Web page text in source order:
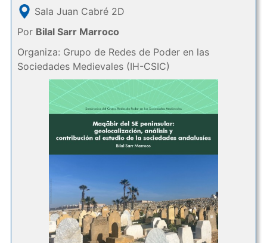
Sala Juan Cabré 2D
Por Bilal Sarr Marroco
Organiza: Grupo de Redes de Poder en las
Sociedades Medievales (IH-CSIC)